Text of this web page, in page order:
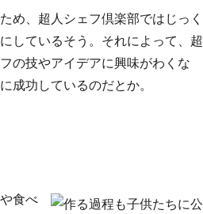
め、超人シェフ倶楽部ではじっく
しているそう。それによって、超
の技やアイデアに興味がわくな
成功しているのだとか。
食べ